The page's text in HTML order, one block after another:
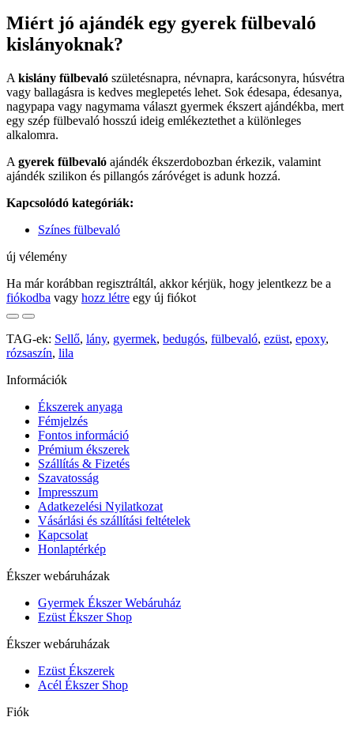
Miért jó ajándék egy gyerek fülbevaló
kislányoknak?
A kislány fülbevaló születésnapra, névnapra, karácsonyra, húsvétra
vagy ballagásra is kedves meglepetés lehet. Sok édesapa, édesanya,
nagypapa vagy nagymama választ gyermek ékszert ajándékba, mert
egy szép fülbevaló hosszú ideig emlékeztethet a különleges
alkalomra.
A gyerek fülbevaló ajándék ékszerdobozban érkezik, valamint
ajándék szilikon és pillangós záróvéget is adunk hozzá.
Kapcsolódó kategóriák:
Színes fülbevaló
új vélemény
Ha már korábban regisztráltál, akkor kérjük, hogy jelentkezz be a
fiókodba vagy hozz létre egy új fiókot
TAG-ek: Sellő, lány, gyermek, bedugós, fülbevaló, ezüst, epoxy,
rózsaszín, lila
Információk
Ékszerek anyaga
Fémjelzés
Fontos információ
Prémium ékszerek
Szállítás & Fizetés
Szavatosság
Impresszum
Adatkezelési Nyilatkozat
Vásárlási és szállítási feltételek
Kapcsolat
Honlaptérkép
Ékszer webáruházak
Gyermek Ékszer Webáruház
Ezüst Ékszer Shop
Ékszer webáruházak
Ezüst Ékszerek
Acél Ékszer Shop
Fiók